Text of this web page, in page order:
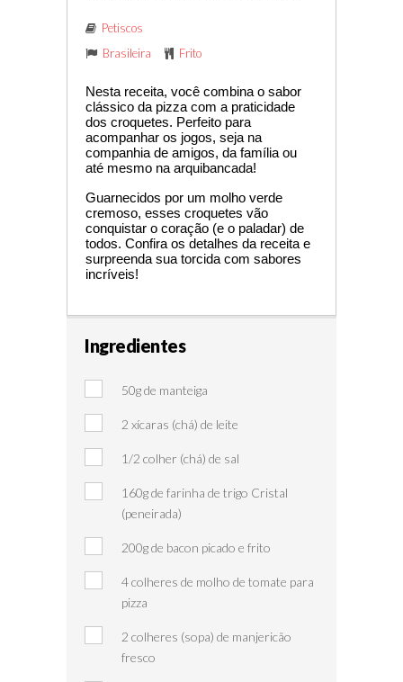
Petiscos
Brasileira
Frito
Nesta receita, você combina o sabor
clássico da pizza com a praticidade
dos croquetes. Perfeito para
acompanhar os jogos, seja na
companhia de amigos, da família ou
até mesmo na arquibancada!
Guarnecidos por um molho verde
cremoso, esses croquetes vão
conquistar o coração (e o paladar) de
todos. Confira os detalhes da receita e
surpreenda sua torcida com sabores
incríveis!
Ingredientes
50g de manteiga
2 xícaras (chá) de leite
1/2 colher (chá) de sal
160g de farinha de trigo Cristal
(peneirada)
200g de bacon picado e frito
4 colheres de molho de tomate para
pizza
2 colheres (sopa) de manjericão
fresco